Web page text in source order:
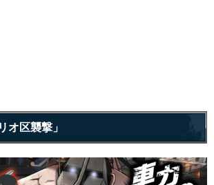
オ区襲撃」